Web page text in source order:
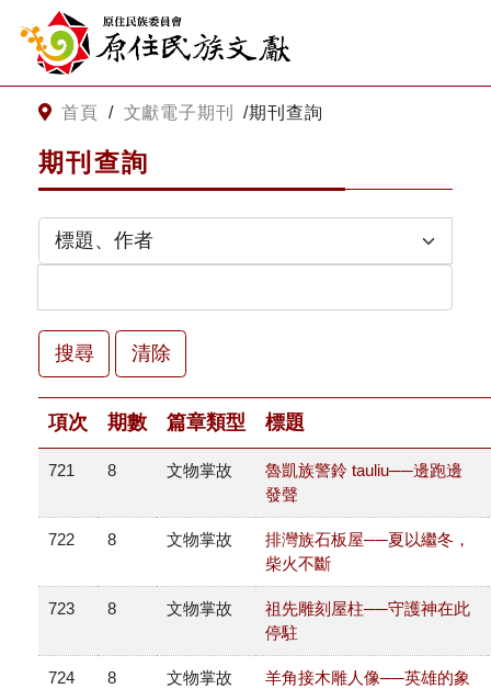
跳到主要內容
網站導覽
關
鍵
尋
請
輸
鍵
字
關於原住民族文獻會
原住民族文獻會設置要點
歷次會議記錄
最新消息
出版品專區
與國史館共同出版品介紹
文獻電子期刊
相關連結
首頁 / 文獻電子期刊 /期刊查詢
期刊查詢
清除
項次 期數 篇章類型 標題
721 8 文物掌故
魯凱族警鈴 tauliu──邊跑邊
發聲
722 8 文物掌故
排灣族石板屋──夏以繼冬，
柴火不斷
723 8 文物掌故
祖先雕刻屋柱──守護神在此
停駐
724 8 文物掌故
羊角接木雕人像──英雄的象